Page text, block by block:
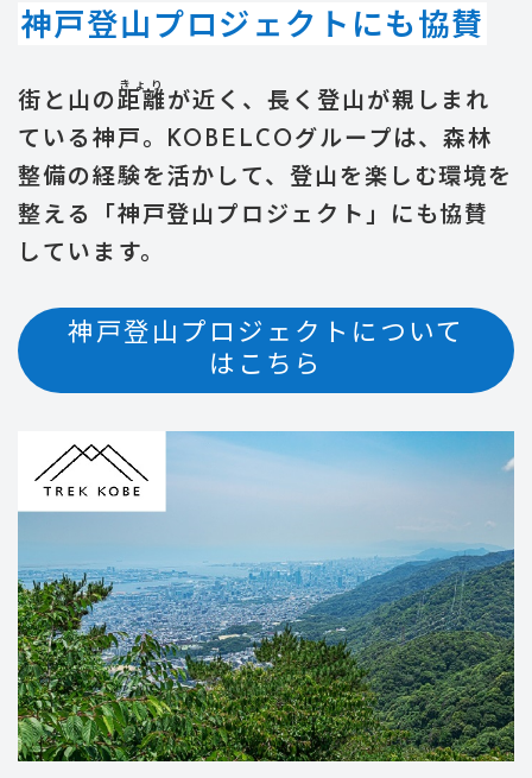
神戸登山プロジェクトにも協賛
街と山の距離
きょり
が近く、長く登山が親しまれ
ている神戸。KOBELCOグループは、森林
整備の経験を活かして、登山を楽しむ環境を
整える「神戸登山プロジェクト」にも協賛
しています。
神戸登山プロジェクトについて
はこちら